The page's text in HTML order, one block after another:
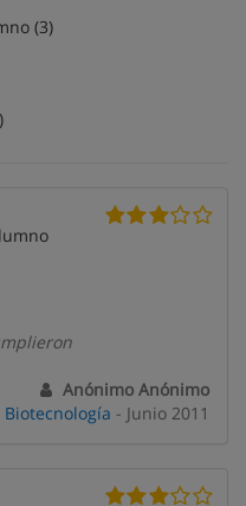
(3)
Anónimo Anónimo
- Junio 2011